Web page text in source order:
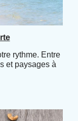
rythme. Entre
et paysages à